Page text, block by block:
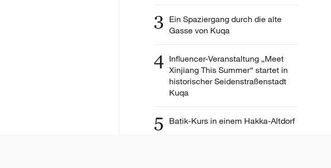
3 Ein Spaziergang durch die alte
Gasse von Kuqa
4 Influencer-Veranstaltung „Meet
Xinjiang This Summer“ startet in
historischer Seidenstraßenstadt
Kuqa
5 Batik-Kurs in einem Hakka-Altdorf